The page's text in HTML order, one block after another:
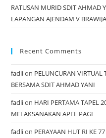
RATUSAN MURID SDIT AHMAD
LAPANGAN AJENDAM V
Recent Comments
fadlion PELUNCURAN
BERSAMA SDIT AHMAD YANI
fadlion HARI PERTAMA TAPEL
MELAKSANAKAN APEL PAGI
fadlion PERAYAAN HUT RI KE